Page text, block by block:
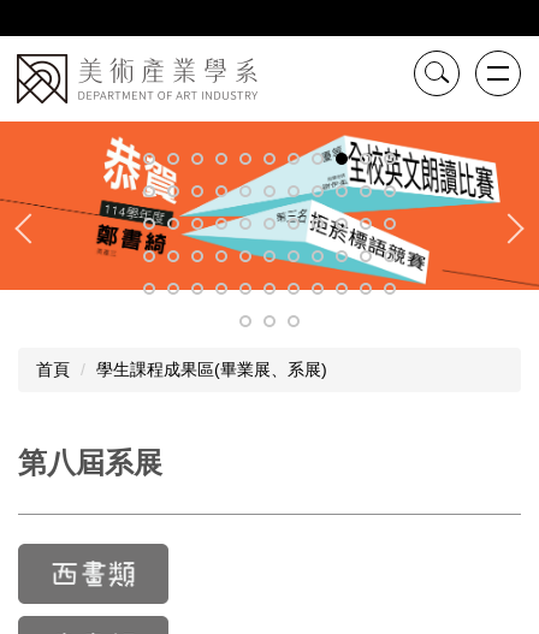
到
主
要
內
首頁 學生課程成果區(畢業展、系展)
第八屆系展